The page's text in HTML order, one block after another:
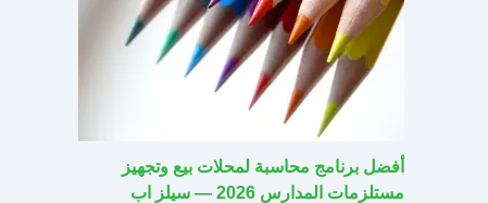
أفضل برنامج محاسبة لمحلات بيع وتجهيز
مستلزمات المدارس 2026 — سيلز اب